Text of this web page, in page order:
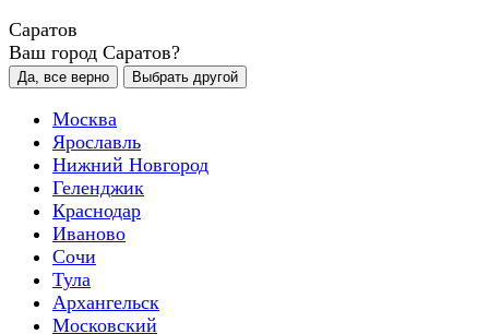
Саратов
Ваш город Саратов?
Да, все верно Выбрать другой
Москва
Ярославль
Нижний Новгород
Геленджик
Краснодар
Иваново
Сочи
Тула
Архангельск
Московский